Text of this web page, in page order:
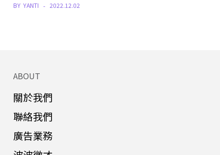
BY YANTI 2022.12.02
ABOUT
關於我們
聯絡我們
廣告業務